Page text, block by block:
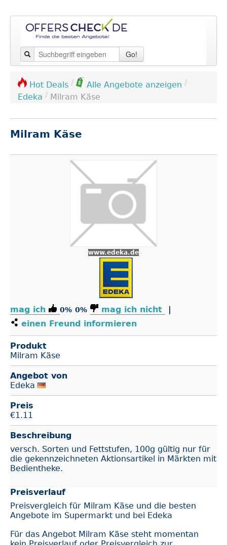
Go!
Hot Deals / Alle Angebote anzeigen /
Edeka / Milram Käse
Milram Käse
www.edeka.de
mag ich 0% 0% mag ich nicht
|
einen Freund informieren
Produkt
Milram Käse
Angebot von
Edeka
Preis
€1.11
Beschreibung
versch. Sorten und Fettstufen, 100g gültig nur für
die gekennzeichneten Aktionsartikel in Märkten mit
Bedientheke.
Preisverlauf
Preisvergleich für Milram Käse und die besten
Angebote im Supermarkt und bei Edeka
Für das Angebot Milram Käse steht momentan